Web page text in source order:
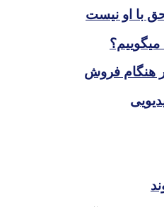
با او نیست
هنگام فروش